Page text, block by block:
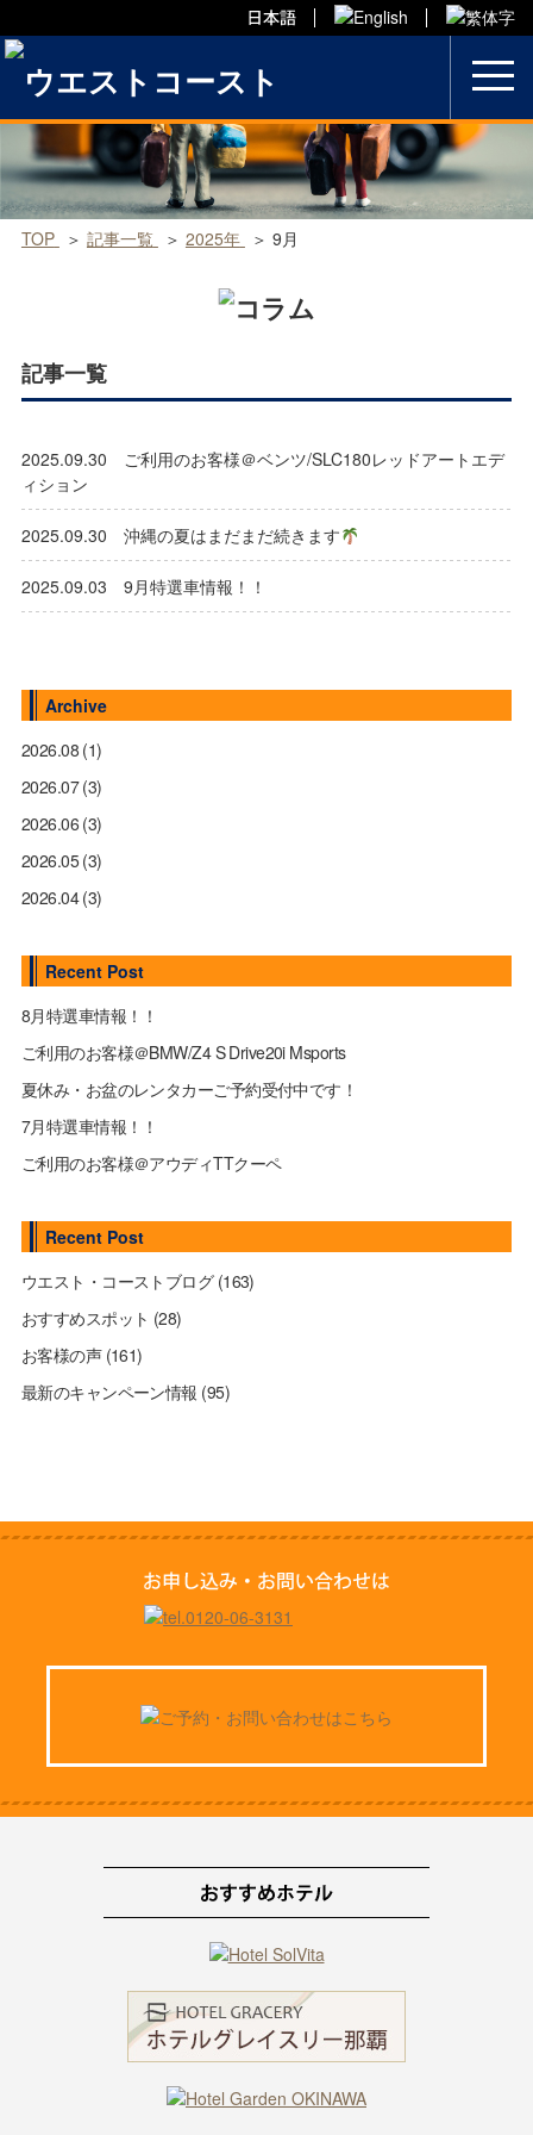
to
content
TOP 記事一覧 2025年 9月
記事一覧
2025.09.30 ご利用のお客様＠ベンツ/SLC180レッドアートエデ
ィション
2025.09.30 沖縄の夏はまだまだ続きます
2025.09.03 9月特選車情報！！
Archive
2026.08 (1)
2026.07(3)
2026.06 (3)
2026.05(3)
2026.04(3)
Recent Post
8月特選車情報！！
ご利用のお客様＠BMW/Z4 S Drive20i Msports
夏休み・お盆のレンタカーご予約受付中です！
7月特選車情報！！
ご利用のお客様＠アウディTTクーペ
Recent Post
ウエスト・コーストブログ(163)
おすすめスポット (28)
お客様の声(161)
最新のキャンペーン情報 (95)